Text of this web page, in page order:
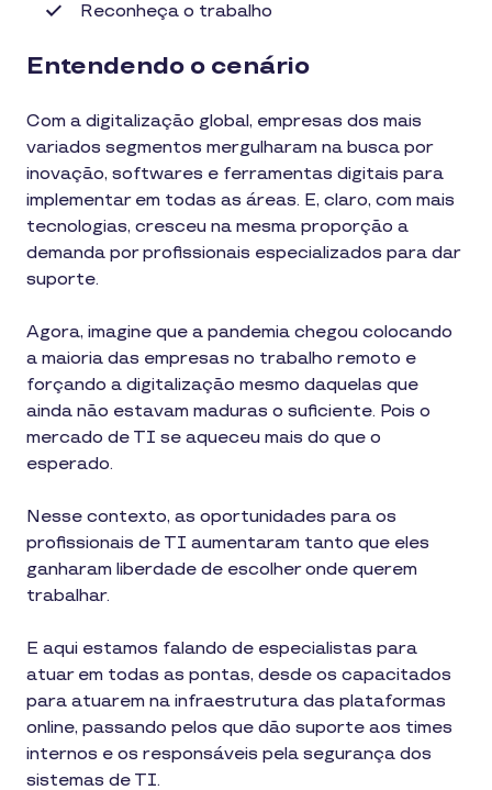
Reconheça o trabalho
Entendendo o cenário
Com a digitalização global, empresas dos mais
variados segmentos mergulharam na busca por
inovação, softwares e ferramentas digitais para
implementar em todas as áreas. E, claro, com mais
tecnologias, cresceu na mesma proporção a
demanda por profissionais especializados para dar
suporte.
Agora, imagine que a pandemia chegou colocando
a maioria das empresas no trabalho remoto e
forçando a digitalização mesmo daquelas que
ainda não estavam maduras o suficiente. Pois o
mercado de TI se aqueceu mais do que o
esperado.
Nesse contexto, as oportunidades para os
profissionais de TI aumentaram tanto que eles
ganharam liberdade de escolher onde querem
trabalhar.
E aqui estamos falando de especialistas para
atuar em todas as pontas, desde os capacitados
para atuarem na infraestrutura das plataformas
online, passando pelos que dão suporte aos times
internos e os responsáveis pela segurança dos
sistemas de TI.